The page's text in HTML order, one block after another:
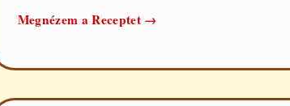
Megnézem a Receptet 7
→